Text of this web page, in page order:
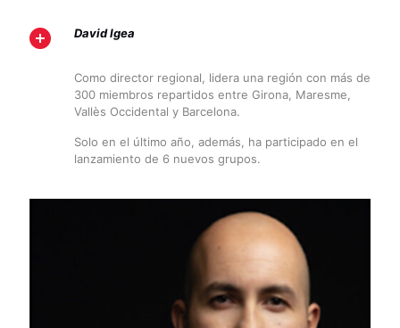
David Igea
Como director regional, lidera una región con más de
300 miembros repartidos entre Girona, Maresme,
Vallès Occidental y Barcelona.
Solo en el último año, además, ha participado en el
lanzamiento de 6 nuevos grupos.